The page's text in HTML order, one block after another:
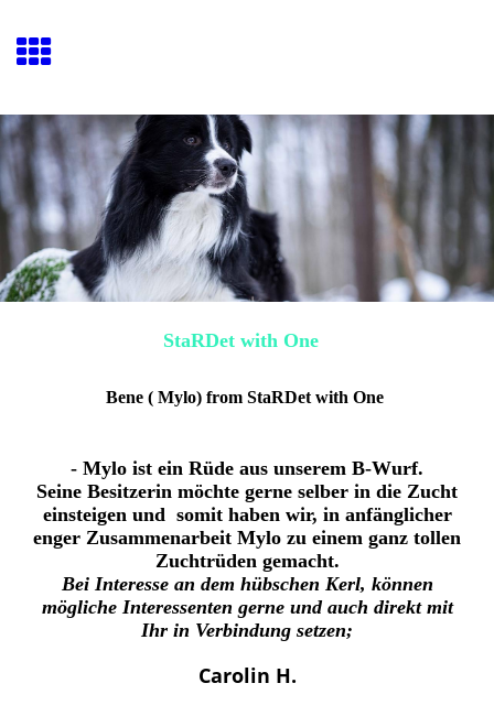
StaRDet with One
Bene ( Mylo) from StaRDet with One
- Mylo ist ein Rüde aus unserem B-Wurf.
Seine Besitzerin möchte gerne selber in die Zucht
einsteigen und somit haben wir, in anfänglicher
enger Zusammenarbeit Mylo zu einem ganz tollen
Zuchtrüden gemacht.
Bei Interesse an dem hübschen Kerl, können
mögliche Interessenten gerne und auch direkt mit
Ihr in Verbindung setzen;
Carolin H.